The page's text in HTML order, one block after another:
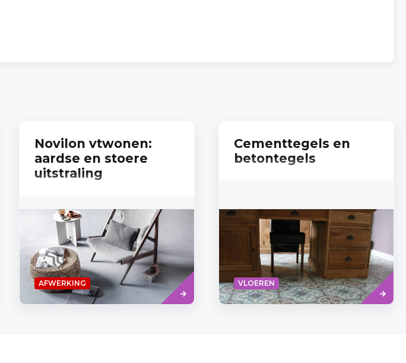
Novilon vtwonen:
aardse en stoere
uitstraling
AFWERKING
Read
more
Cementtegels en
betontegels
VLOEREN
Read
more